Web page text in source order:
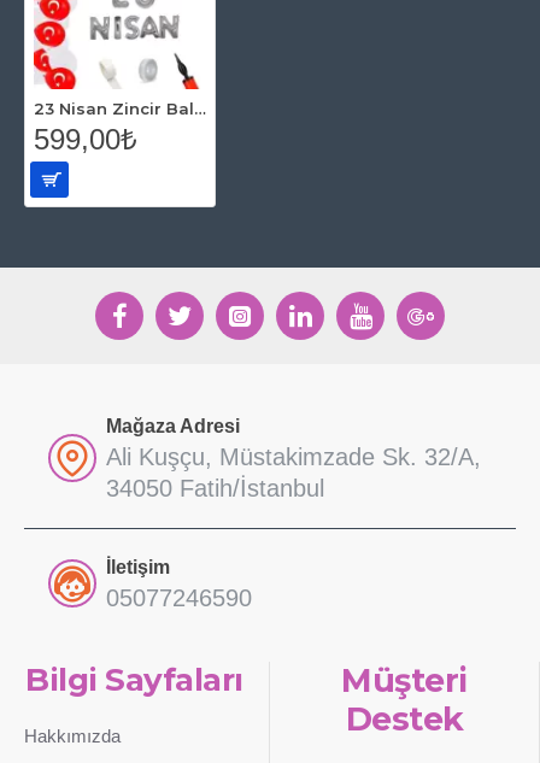
23 Nisan Zincir Balon Seti
599,00₺
Mağaza Adresi
Ali Kuşçu, Müstakimzade Sk. 32/A,
34050 Fatih/İstanbul
İletişim
05077246590
Bilgi Sayfaları
Hakkımızda
Müşteri
Destek